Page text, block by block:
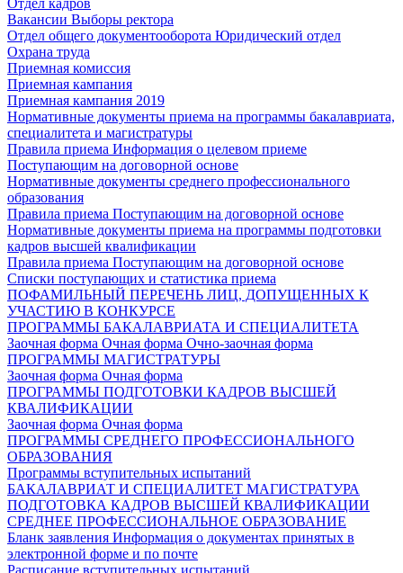
Вакансии Выборы ректора
Отдел общего документооборота Юридический отдел
Охрана труда
Приемная комиссия
Приемная кампания
Приемная кампания 2019
Нормативные документы приема на программы бакалавриата,
специалитета и магистратуры
Правила приема Информация о целевом приеме
Поступающим на договорной основе
Нормативные документы среднего профессионального
образования
Правила приема Поступающим на договорной основе
Нормативные документы приема на программы подготовки
кадров высшей квалификации
Правила приема Поступающим на договорной основе
Списки поступающих и статистика приема
ПОФАМИЛЬНЫЙ ПЕРЕЧЕНЬ ЛИЦ, ДОПУЩЕННЫХ К
УЧАСТИЮ В КОНКУРСЕ
ПРОГРАММЫ БАКАЛАВРИАТА И СПЕЦИАЛИТЕТА
Заочная форма Очная форма Очно-заочная форма
ПРОГРАММЫ МАГИСТРАТУРЫ
Заочная форма Очная форма
ПРОГРАММЫ ПОДГОТОВКИ КАДРОВ ВЫСШЕЙ
КВАЛИФИКАЦИИ
Заочная форма Очная форма
ПРОГРАММЫ СРЕДНЕГО ПРОФЕССИОНАЛЬНОГО
ОБРАЗОВАНИЯ
Программы вступительных испытаний
БАКАЛАВРИАТ И СПЕЦИАЛИТЕТ МАГИСТРАТУРА
ПОДГОТОВКА КАДРОВ ВЫСШЕЙ КВАЛИФИКАЦИИ
СРЕДНЕЕ ПРОФЕССИОНАЛЬНОЕ ОБРАЗОВАНИЕ
Бланк заявления Информация о документах принятых в
электронной форме и по почте
Расписание вступительных испытаний